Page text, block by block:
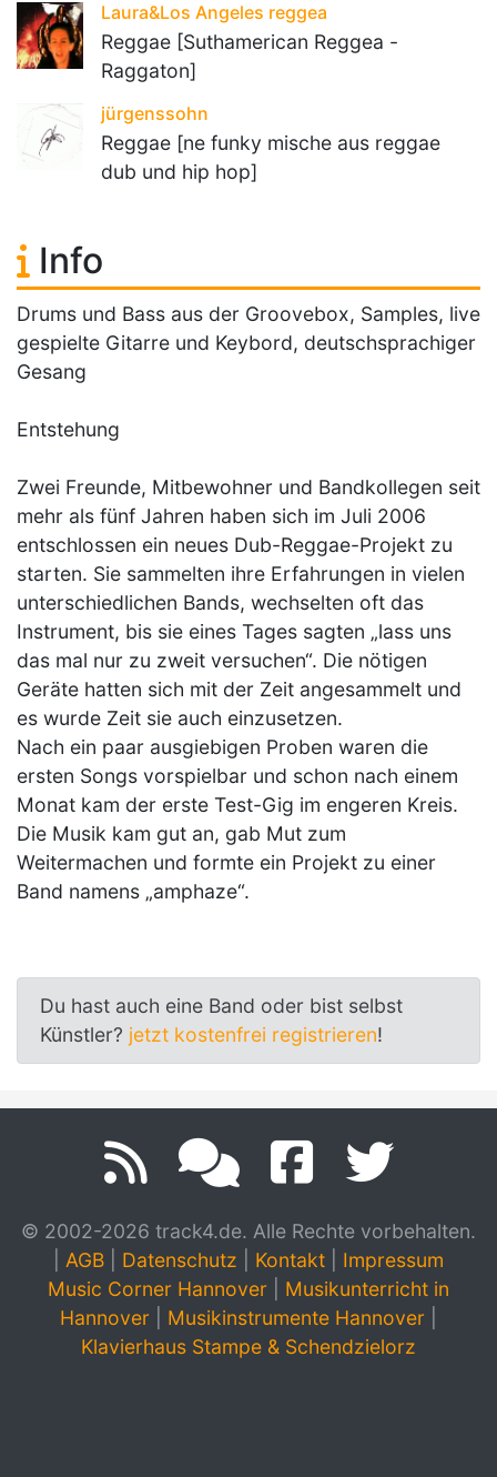
Laura&Los Angeles reggea
Reggae [Suthamerican Reggea -
Raggaton]
jürgenssohn
Reggae [ne funky mische aus reggae
dub und hip hop]
Info
Drums und Bass aus der Groovebox, Samples, live
gespielte Gitarre und Keybord, deutschsprachiger
Gesang
Entstehung
Zwei Freunde, Mitbewohner und Bandkollegen seit
mehr als fünf Jahren haben sich im Juli 2006
entschlossen ein neues Dub-Reggae-Projekt zu
starten. Sie sammelten ihre Erfahrungen in vielen
unterschiedlichen Bands, wechselten oft das
Instrument, bis sie eines Tages sagten „lass uns
das mal nur zu zweit versuchen“. Die nötigen
Geräte hatten sich mit der Zeit angesammelt und
es wurde Zeit sie auch einzusetzen.
Nach ein paar ausgiebigen Proben waren die
ersten Songs vorspielbar und schon nach einem
Monat kam der erste Test-Gig im engeren Kreis.
Die Musik kam gut an, gab Mut zum
Weitermachen und formte ein Projekt zu einer
Band namens „amphaze“.
Du hast auch eine Band oder bist selbst
Künstler? jetzt kostenfrei registrieren!
© 2002-2026 track4.de. Alle Rechte vorbehalten.
AGB Datenschutz Kontakt
Impressum
Music Corner Hannover
Musikunterricht in
Hannover
Musikinstrumente Hannover
Klavierhaus Stampe & Schendzielorz